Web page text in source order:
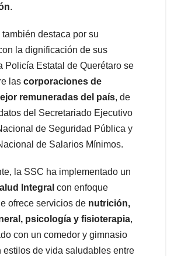
.
también destaca por su
la dignificación de sus
Policía Estatal de Querétaro se
las corporaciones de
remuneradas del país, de
del Secretariado Ejecutivo
de Seguridad Pública y
de Salarios Mínimos.
la SSC ha implementado un
Integral con enfoque
ofrece servicios de nutrición,
psicología y fisioterapia,
con un comedor y gimnasio
estilos de vida saludables entre